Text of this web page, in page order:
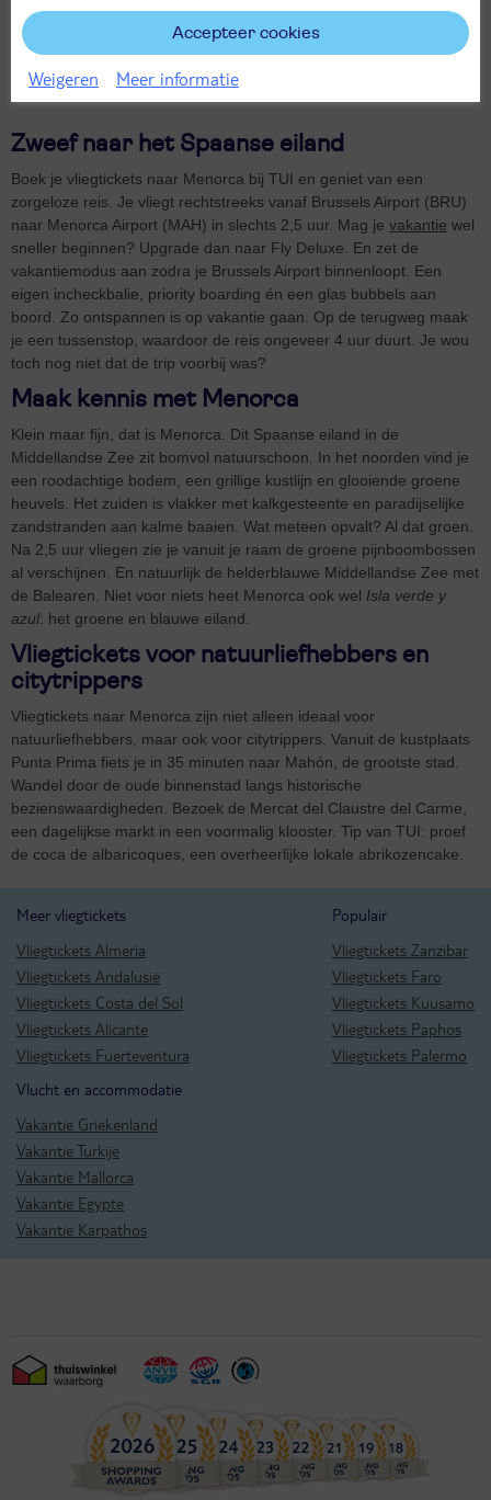
Meer vakanties
Zweef naar het Spaanse eiland
Boek je vliegtickets naar Menorca bij TUI en geniet van een
zorgeloze reis. Je vliegt rechtstreeks vanaf Brussels Airport (BRU)
naar Menorca Airport (MAH) in slechts 2,5 uur. Mag je vakantie wel
sneller beginnen? Upgrade dan naar Fly Deluxe. En zet de
vakantiemodus aan zodra je Brussels Airport binnenloopt. Een
eigen incheckbalie, priority boarding én een glas bubbels aan
boord. Zo ontspannen is op vakantie gaan. Op de terugweg maak
je een tussenstop, waardoor de reis ongeveer 4 uur duurt. Je wou
toch nog niet dat de trip voorbij was?
Maak kennis met Menorca
Klein maar fijn, dat is Menorca. Dit Spaanse eiland in de
Middellandse Zee zit bomvol natuurschoon. In het noorden vind je
een roodachtige bodem, een grillige kustlijn en glooiende groene
heuvels. Het zuiden is vlakker met kalkgesteente en paradijselijke
zandstranden aan kalme baaien. Wat meteen opvalt? Al dat groen.
Na 2,5 uur vliegen zie je vanuit je raam de groene pijnboombossen
al verschijnen. En natuurlijk de helderblauwe Middellandse Zee met
de Balearen. Niet voor niets heet Menorca ook wel Isla verde y
azul: het groene en blauwe eiland.
Vliegtickets voor natuurliefhebbers en
citytrippers
Vliegtickets naar Menorca zijn niet alleen ideaal voor
natuurliefhebbers, maar ook voor citytrippers. Vanuit de kustplaats
Punta Prima fiets je in 35 minuten naar Mahón, de grootste stad.
Wandel door de oude binnenstad langs historische
bezienswaardigheden. Bezoek de Mercat del Claustre del Carme,
een dagelijkse markt in een voormalig klooster. Tip van TUI: proef
de coca de albaricoques, een overheerlijke lokale abrikozencake.
Meer vliegtickets
Vliegtickets Almeria
Vliegtickets Andalusië
Vliegtickets Costa del Sol
Vliegtickets Alicante
Vliegtickets Fuerteventura
Populair
Vliegtickets Zanzibar
Vliegtickets Faro
Vliegtickets Kuusamo
Vliegtickets Paphos
Vliegtickets Palermo
Vlucht en accommodatie
Vakantie Griekenland
Vakantie Turkije
Vakantie Mallorca
Vakantie Egypte
Vakantie Karpathos
Accepteer cookies
Weigeren Meer informatie